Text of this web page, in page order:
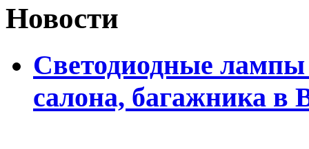
Новости
Светодиодные лампы
салона, багажника в